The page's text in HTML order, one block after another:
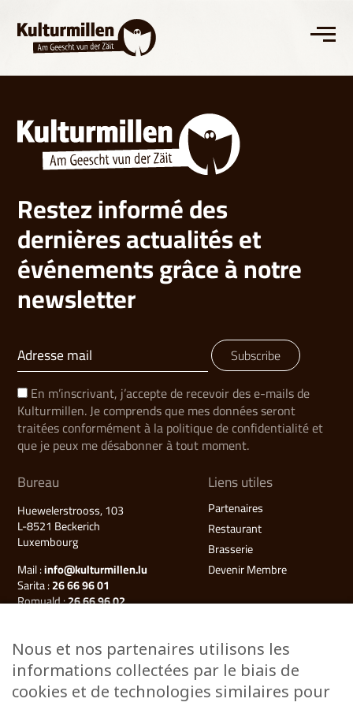
Restez informé des
dernières actualités et
événements grâce à notre
newsletter
Subscribe
En m’inscrivant, j’accepte de recevoir des e-mails de
Kulturmillen. Je comprends que mes données seront
traitées conformément à la politique de confidentialité et
que je peux me désabonner à tout moment.
Bureau
Huewelerstrooss, 103
L-8521 Beckerich
Luxembourg
Mail :info@kulturmillen.lu
Sarita :26 66 96 01
Romuald :26 66 96 02
Liens utiles
Partenaires
Restaurant
Brasserie
Devenir Membre
Plan du site
Kulturmillen
Musée des énergies
Nous et nos partenaires utilisons les
informations collectées par le biais de
cookies et de technologies similaires pour